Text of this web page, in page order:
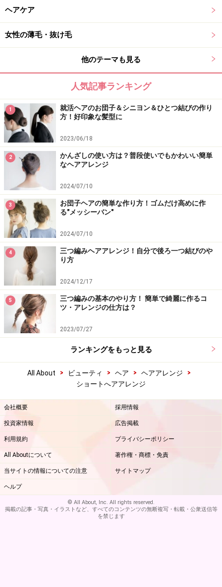
ヘアケア
女性の薄毛・抜け毛
他のテーマも見る
人気記事ランキング
1
就活ヘアのお団子＆シニヨン＆ひとつ結びの作り
方！好印象な髪型に
2023/06/18
2
かんざしの使い方は？普段使いでもかわいい簡単
なヘアアレンジ
2024/07/10
3
お団子ヘアの簡単な作り方！ゴムだけ高めに作
る"メッシーバン"
2024/07/10
4
三つ編みヘアアレンジ！自分で後ろ一つ結びのや
り方
2024/12/17
5
三つ編みの基本のやり方！ 簡単で綺麗に作るコ
ツ・アレンジの仕方は？
2023/07/27
ランキングをもっと見る
All About > ビューティ > ヘア > ヘアアレンジ
>
ショートへアアレンジ
会社概要 採用情報
投資家情報 広告掲載
利用規約 プライバシーポリシー
All Aboutについて 著作権・商標・免責
当サイトの情報についての注意 サイトマップ
ヘルプ
© All About, Inc. All rights reserved.
掲載の記事・写真・イラストなど、すべてのコンテンツの無断複写・転載・公衆送信等
を禁じます